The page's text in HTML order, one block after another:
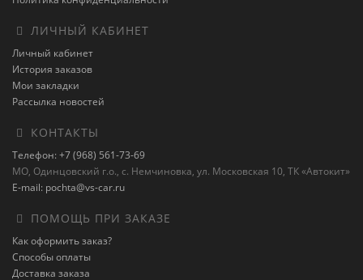
ЛИЧНЫЙ КАБИНЕТ
Личный кабинет
История заказов
Мои закладки
Рассылка новостей
КОНТАКТЫ
Телефон: +7 (968) 561-73-69
МО, Одинцовский г.о., с. Немчиновка, ул. Московская 10, ТК «Автокит»
E-mail: pochta@vs-car.ru
ПОМОЩЬ ПРИ ЗАКАЗЕ
Как оформить заказ?
Способы оплаты
Доставка заказа